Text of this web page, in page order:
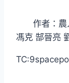
作者：農
馮克 郜晉亮